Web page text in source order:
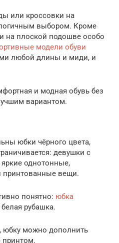
или кроссовки на
выбором. Кроме
на плоской подошве особо
модели обуви
любой длины и миди, и
и модная обувь без
вариантом.
юбки чёрного цвета,
девушки с
однотонные,
принтованные вещи.
понятно: юбка
рубашка.
юбку можно дополнить
принтом.